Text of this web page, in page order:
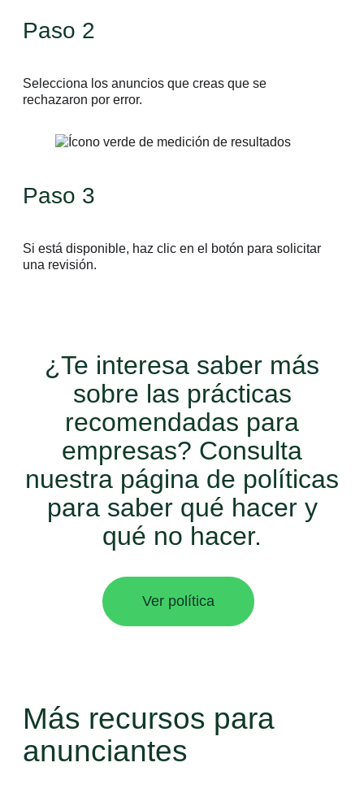
Paso 2
Selecciona los anuncios que creas que se
rechazaron por error.
Paso 3
Si está disponible, haz clic en el botón para solicitar
una revisión.
¿Te interesa saber más
sobre las prácticas
recomendadas para
empresas? Consulta
nuestra página de políticas
para saber qué hacer y
qué no hacer.
Ver política
Más recursos para
anunciantes